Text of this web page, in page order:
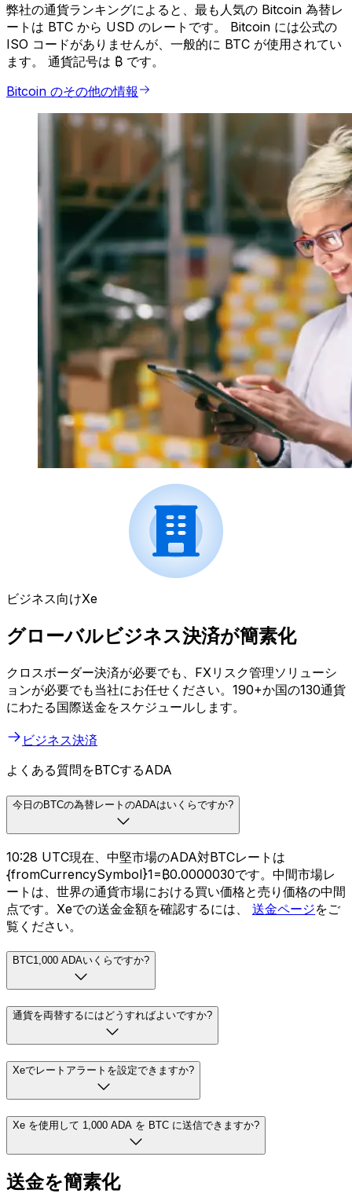
弊社の通貨ランキングによると、最も人気の Bitcoin 為替レ
ートは BTC から USD のレートです。 Bitcoin には公式の
ISO コードがありませんが、一般的に BTC が使用されてい
ます。 通貨記号は ₿ です。
Bitcoin のその他の情報
ビジネス向けXe
グローバルビジネス決済が簡素化
クロスボーダー決済が必要でも、FXリスク管理ソリューシ
ョンが必要でも当社にお任せください。190+か国の130通貨
にわたる国際送金をスケジュールします。
ビジネス決済
よくある質問をBTCするADA
今日のBTCの為替レートのADAはいくらですか?
10:28 UTC現在、中堅市場のADA対BTCレートは
{fromCurrencySymbol}1=₿0.0000030です。中間市場レ
ートは、世界の通貨市場における買い価格と売り価格の中間
点です。Xeでの送金金額を確認するには、 送金ページをご
覧ください。
BTC1,000 ADAいくらですか?
通貨を両替するにはどうすればよいですか?
Xeでレートアラートを設定できますか?
Xe を使用して 1,000 ADA を BTC に送信できますか?
送金を簡素化